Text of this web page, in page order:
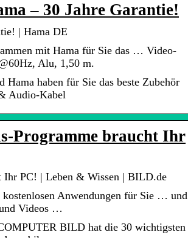
– 30 Jahre Garantie!
| Hama DE
mit Hama für Sie das … Video-
Alu, 1,50 m.
haben für Sie das beste Zubehör
Audio-Kabel
Programme braucht Ihr
Ihr PC! | Leben & Wissen | BILD.de
Anwendungen für Sie … und
Videos …
BILD hat die 30 wichtigsten